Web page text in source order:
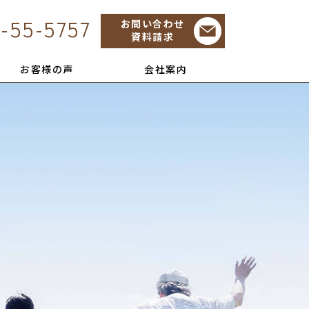
55-5757
お問い合わせ
資料請求
お客様の声 会社案内